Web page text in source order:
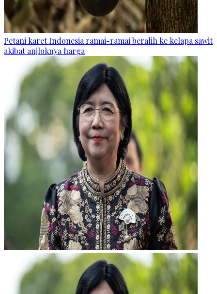
Petani karet Indonesia ramai-ramai beralih ke kelapa sawit
akibat anjloknya harga